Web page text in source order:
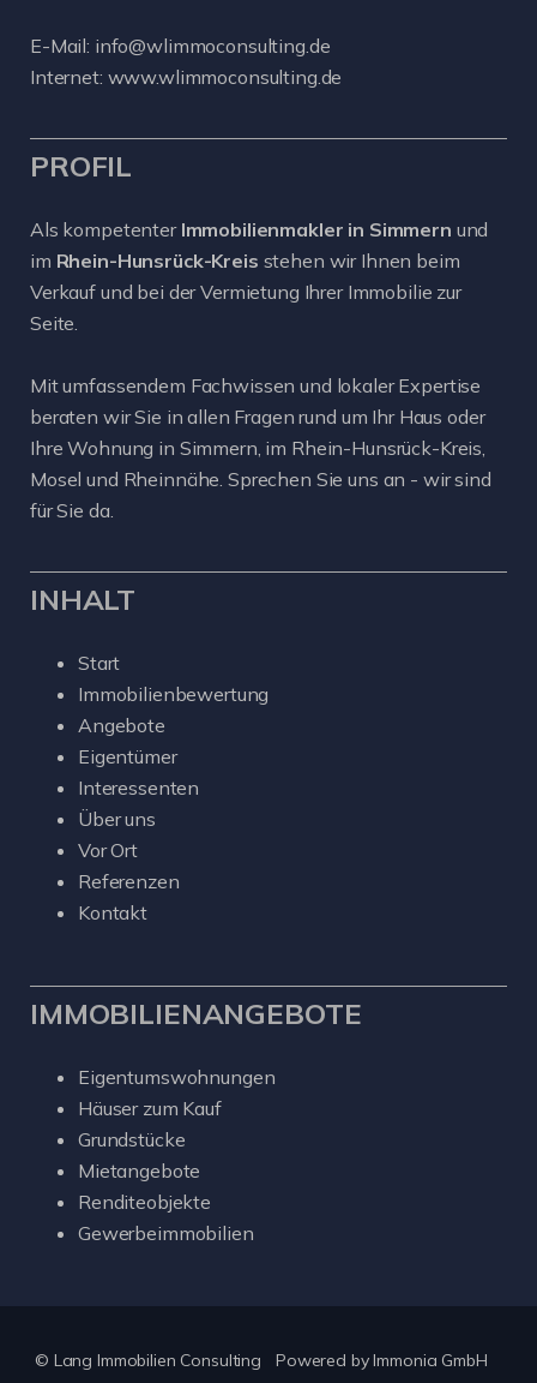
E-Mail: info@wlimmoconsulting.de
Internet: www.wlimmoconsulting.de
PROFIL
Als kompetenter Immobilienmakler in Simmern und
im Rhein-Hunsrück-Kreis stehen wir Ihnen beim
Verkauf und bei der Vermietung Ihrer Immobilie zur
Seite.
Mit umfassendem Fachwissen und lokaler Expertise
beraten wir Sie in allen Fragen rund um Ihr Haus oder
Ihre Wohnung in Simmern, im Rhein-Hunsrück-Kreis,
Mosel und Rheinnähe. Sprechen Sie uns an - wir sind
für Sie da.
INHALT
Start
Immobilienbewertung
Angebote
Eigentümer
Interessenten
Über uns
Vor Ort
Referenzen
Kontakt
IMMOBILIENANGEBOTE
Eigentumswohnungen
Häuser zum Kauf
Grundstücke
Mietangebote
Renditeobjekte
Gewerbeimmobilien
© Lang Immobilien Consulting Powered byImmonia GmbH